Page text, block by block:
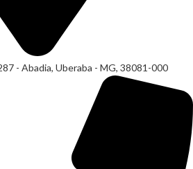
- Abadia, Uberaba - MG, 38081-000